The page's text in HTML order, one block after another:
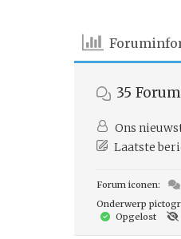
35
Ons
Laatste
Forum iconen:
Onderwerp
Opgelost